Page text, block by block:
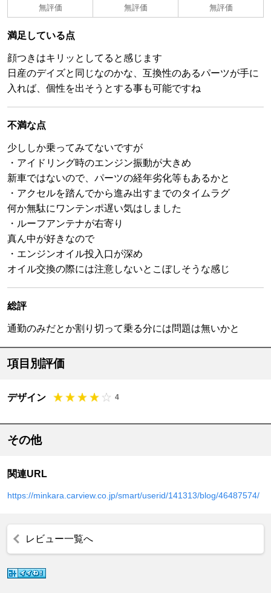
無評価 無評価 無評価
満足している点
顔つきはキリッとしてると感じます
日産のデイズと同じなのかな、互換性のあるパーツが手に
入れば、個性を出そうとする事も可能ですね
不満な点
少ししか乗ってみてないですが
・アイドリング時のエンジン振動が大きめ
新車ではないので、パーツの経年劣化等もあるかと
・アクセルを踏んでから進み出すまでのタイムラグ
何か無駄にワンテンポ遅い気はしました
・ルーフアンテナが右寄り
真ん中が好きなので
・エンジンオイル投入口が深め
オイル交換の際には注意しないとこぼしそうな感じ
総評
通勤のみだとか割り切って乗る分には問題は無いかと
項目別評価
デザイン 4
その他
関連URL
https://minkara.carview.co.jp/smart/userid/141313/blog/46487574/
レビュー一覧へ